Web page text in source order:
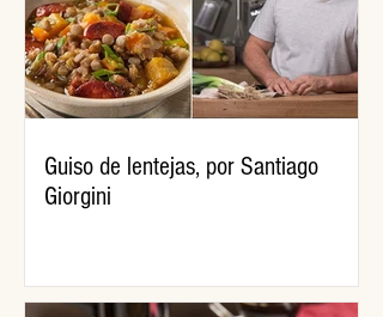
Guiso de lentejas, por Santiago
Giorgini